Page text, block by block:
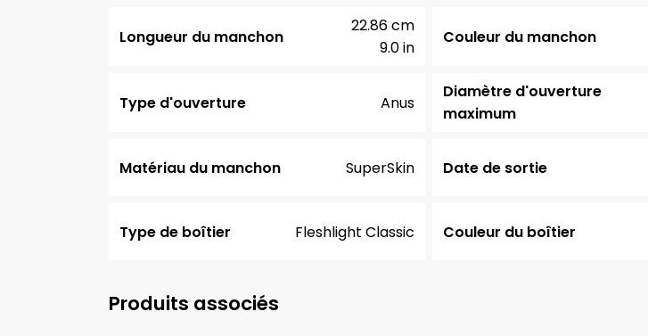
Longueur du manchon
9.0 in
22.86 cm
Couleur du manchon
Type d'ouverture Anus
Diamètre d'ouverture
maximum
Matériau du manchon SuperSkin Date de sortie
Type de boîtier Fleshlight Classic Couleur du boîtier
Produits associés